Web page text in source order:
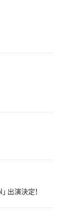
出演決定！